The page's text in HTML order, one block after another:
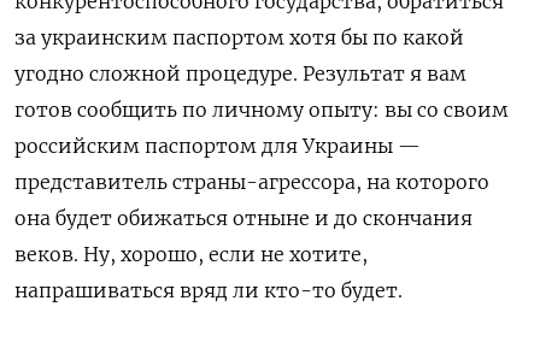
за украинским паспортом хотя бы по какой
угодно сложной процедуре. Результат я вам
готов сообщить по личному опыту: вы со своим
российским паспортом для Украины —
представитель страны-агрессора, на которого
она будет обижаться отныне и до скончания
веков. Ну, хорошо, если не хотите,
напрашиваться вряд ли кто-то будет.